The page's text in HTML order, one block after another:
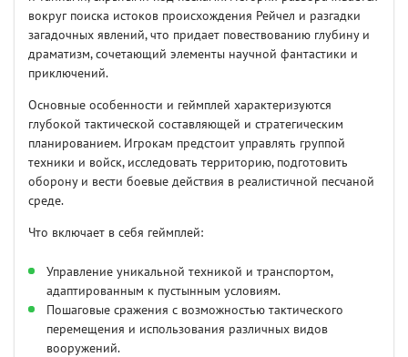
вокруг поиска истоков происхождения Рейчел и разгадки
загадочных явлений, что придает повествованию глубину и
драматизм, сочетающий элементы научной фантастики и
приключений.
Основные особенности и геймплей характеризуются
глубокой тактической составляющей и стратегическим
планированием. Игрокам предстоит управлять группой
техники и войск, исследовать территорию, подготовить
оборону и вести боевые действия в реалистичной песчаной
среде.
Что включает в себя геймплей:
Управление уникальной техникой и транспортом,
адаптированным к пустынным условиям.
Пошаговые сражения с возможностью тактического
перемещения и использования различных видов
вооружений.